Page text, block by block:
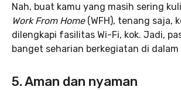
Nah, buat kamu yang masih sering
Work From Home (WFH), tenang saja,
dilengkapi fasilitas Wi-Fi, kok. Jadi,
banget seharian berkegiatan di dalam
5. Aman dan nyaman